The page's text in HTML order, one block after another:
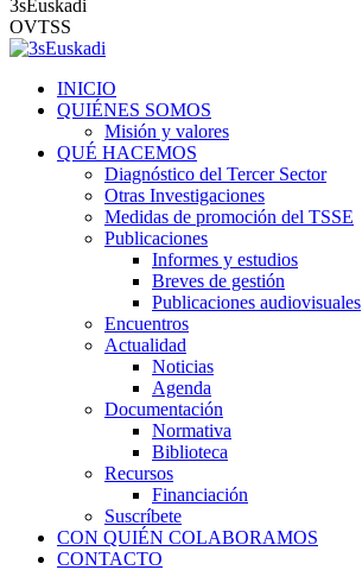
3sEuskadi
OVTSS
INICIO
QUIÉNES SOMOS
Misión y valores
QUÉ HACEMOS
Diagnóstico del Tercer Sector
Otras Investigaciones
Medidas de promoción del TSSE
Publicaciones
Informes y estudios
Breves de gestión
Publicaciones audiovisuales
Encuentros
Actualidad
Noticias
Agenda
Documentación
Normativa
Biblioteca
Recursos
Financiación
Suscríbete
CON QUIÉN COLABORAMOS
CONTACTO